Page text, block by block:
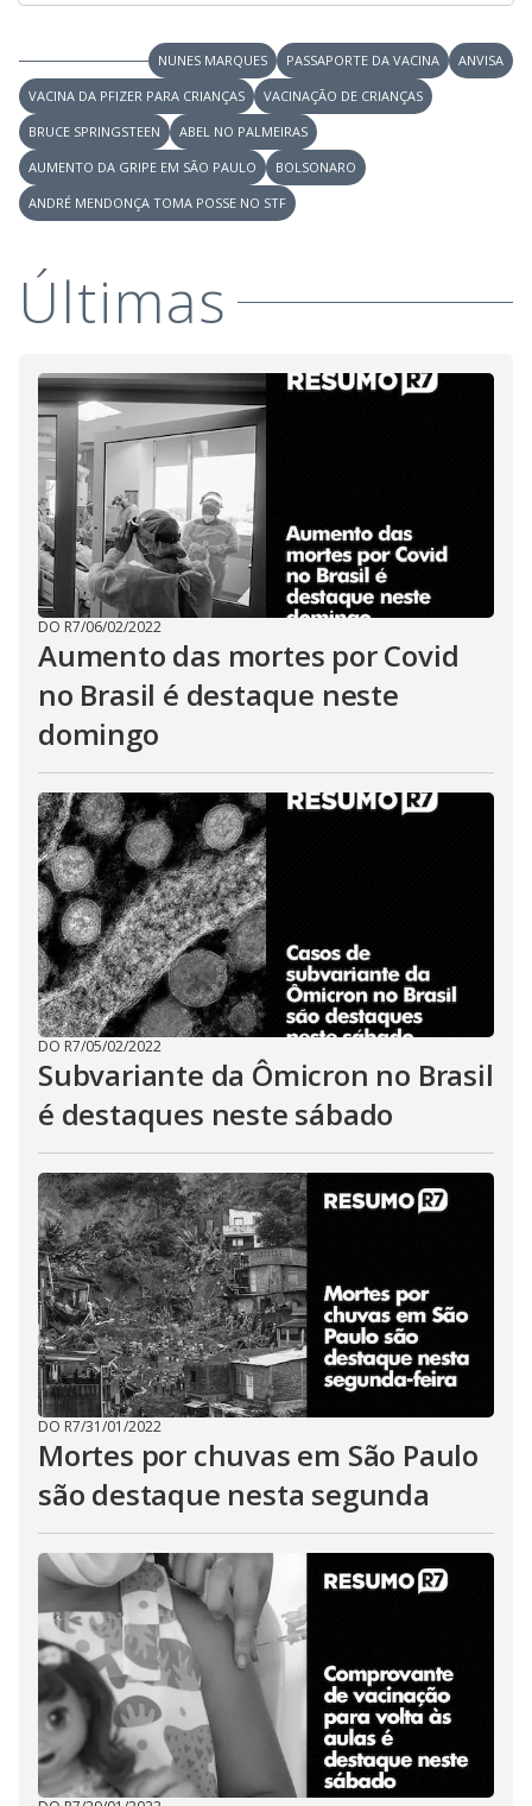
NUNES MARQUES PASSAPORTE DA VACINA
ANVISA
VACINA DA PFIZER PARA CRIANÇAS
VACINAÇÃO DE CRIANÇAS
BRUCE SPRINGSTEEN
ABEL NO PALMEIRAS
AUMENTO DA GRIPE EM SÃO PAULO
BOLSONARO
ANDRÉ MENDONÇA TOMA POSSE NO STF
Últimas
DO R7/06/02/2022
Aumento das mortes por Covid
no Brasil é destaque neste
domingo
DO R7/05/02/2022
Subvariante da Ômicron no Brasil
é destaques neste sábado
DO R7/31/01/2022
Mortes por chuvas em São Paulo
são destaque nesta segunda